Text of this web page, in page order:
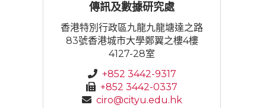
傳訊及數據研究處
香港特別行政區九龍九龍塘達之路
83號香港城市大學鄭翼之樓4樓
4127-28室
+852 3442-9317
+852 3442-0337
ciro@cityu.edu.hk